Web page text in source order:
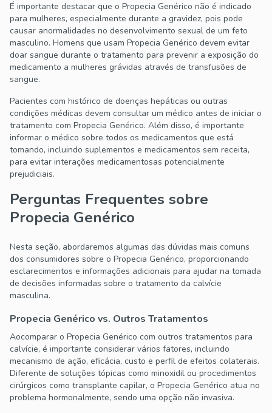
É importante destacar que o Propecia Genérico não é indicado
para mulheres, especialmente durante a gravidez, pois pode
causar anormalidades no desenvolvimento sexual de um feto
masculino. Homens que usam Propecia Genérico devem evitar
doar sangue durante o tratamento para prevenir a exposição do
medicamento a mulheres grávidas através de transfusões de
sangue.
Pacientes com histórico de doenças hepáticas ou outras
condições médicas devem consultar um médico antes de iniciar o
tratamento com Propecia Genérico. Além disso, é importante
informar o médico sobre todos os medicamentos que está
tomando, incluindo suplementos e medicamentos sem receita,
para evitar interações medicamentosas potencialmente
prejudiciais.
Perguntas Frequentes sobre
Propecia Genérico
Nesta seção, abordaremos algumas das dúvidas mais comuns
dos consumidores sobre o Propecia Genérico, proporcionando
esclarecimentos e informações adicionais para ajudar na tomada
de decisões informadas sobre o tratamento da calvície
masculina.
Propecia Genérico vs. Outros Tratamentos
Aocomparar o Propecia Genérico com outros tratamentos para
calvície, é importante considerar vários fatores, incluindo
mecanismo de ação, eficácia, custo e perfil de efeitos colaterais.
Diferente de soluções tópicas como minoxidil ou procedimentos
cirúrgicos como transplante capilar, o Propecia Genérico atua no
problema hormonalmente, sendo uma opção não invasiva.